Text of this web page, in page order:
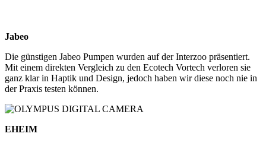
Jabeo
Die günstigen Jabeo Pumpen wurden auf der Interzoo präsentiert.
Mit einem direkten Vergleich zu den Ecotech Vortech verloren sie
ganz klar in Haptik und Design, jedoch haben wir diese noch nie in
der Praxis testen können.
EHEIM